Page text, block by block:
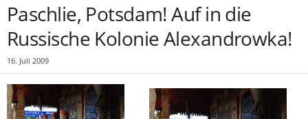
Paschlie, Potsdam! Auf in die
Russische Kolonie Alexandrowka!
16. Juli 2009